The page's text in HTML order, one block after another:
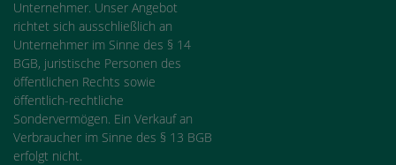
Unternehmer. Unser Angebot
richtet sich ausschließlich an
Unternehmer im Sinne des § 14
BGB, juristische Personen des
öffentlichen Rechts sowie
öffentlich-rechtliche
Sondervermögen. Ein Verkauf an
Verbraucher im Sinne des § 13 BGB
erfolgt nicht.